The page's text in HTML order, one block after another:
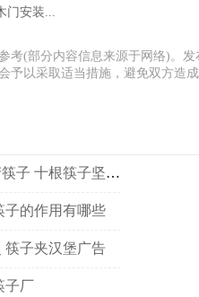
门安装...
考(部分内容信息来源于网络)。
予以采取适当措施，避免双方造
家居一次性筷子厂家如何生产筷子 十根筷子坚如铁
子的作用有哪些
筷子夹汉堡广告
子厂